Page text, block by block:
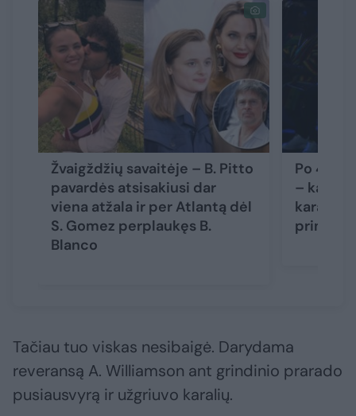
Žvaigždžių savaitėje – B. Pitto
pavardės atsisakiusi dar
viena atžala ir per Atlantą dėl
S. Gomez perplaukęs B.
Blanco
Po 4
–
princo
Tačiau tuo viskas nesibaigė. Darydama
reveransą A. Williamson ant grindinio prarado
pusiausvyrą ir užgriuvo karalių.